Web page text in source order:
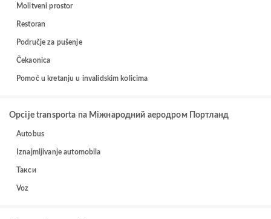
Molitveni prostor
Restoran
Područje za pušenje
Čekaonica
Pomoć u kretanju u invalidskim kolicima
Opcije transporta na Міжнародний аеродром Портланд
Autobus
Iznajmljivanje automobila
Такси
Voz